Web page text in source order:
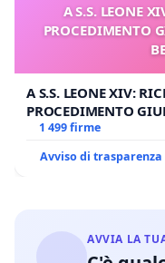
A S.S. LEONE
PROCEDIMENTO
A S.S. LEONE XIV:
PROCEDIMENTO
BENEDETTO XVI
1 499 firme
Avviso di trasparenza
AVVIA LA